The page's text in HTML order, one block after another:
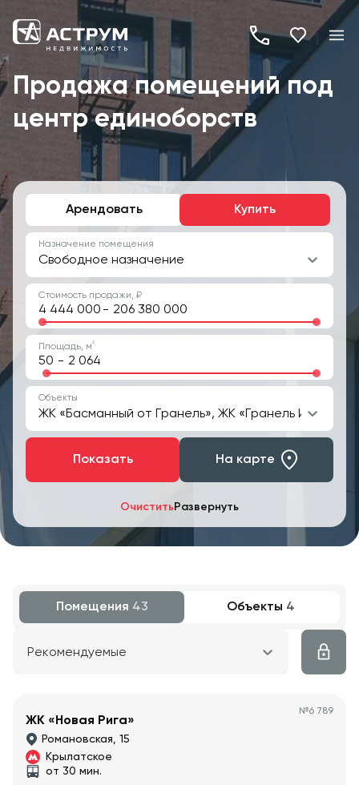
+7
(495)
260-
19-
Продажа помещений под
центр единоборств
Арендовать Купить
ОчиститьРазвернуть
Назначение помещения
Свободное назначение
Стоимость продажи, ₽
-
Площадь, м2
-
Объекты
ЖК «Басманный от Гранель», ЖК «Гранель
Показать На карте
Помещения 43 Объекты 4
Рекомендуемые
№6 789
ЖК «Новая Рига»
Романовская, 15
Крылатское
от 30 мин.